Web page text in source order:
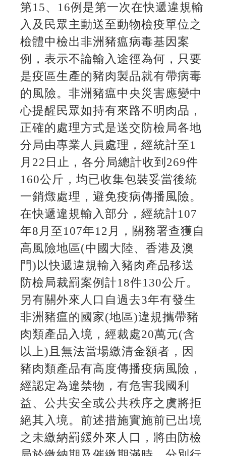
第15、16例是第一次在快遞違規輸
入及民眾主動送至動物檢疫單位之
檢體中檢出非洲豬瘟病毒基因案
例，表示不論輸入途徑為何，只要
是疫區生產的豬肉製品就有帶病毒
的風險。非洲豬瘟中央災害應變中
心提醒民眾如持有來路不明肉品，
正確的處理方式是送交防檢局各地
分局由專業人員處理，經統計至1
月22日止，各分局總計收到269件
160公斤，均已收集包裝妥當後統
一銷燬處理，避免疫病傳播風險。
在快遞違規輸入部分，經統計107
年8月至107年12月，關務署查獲自
高風險地區(中國大陸、香港及澳
門)以快遞違規輸入豬肉產品移送
防檢局裁罰案例計18件130公斤。
另有關外來人口自過去3年有發生
非洲豬瘟的國家(地區)違規攜帶豬
肉類產品入境，經裁處20萬元(含
以上)且無法當場繳清金額者，因
豬肉類產品有高度傳播疫病風險，
經認定為違禁物，有危害我國利
益、公共安全或公共秩序之虞將拒
絕其入境。前述措施實施前已出境
之未繳納罰鍰外來人口，將由防檢